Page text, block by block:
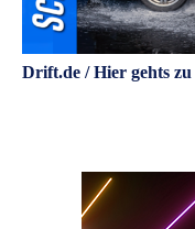
Drift.de / Hier gehts